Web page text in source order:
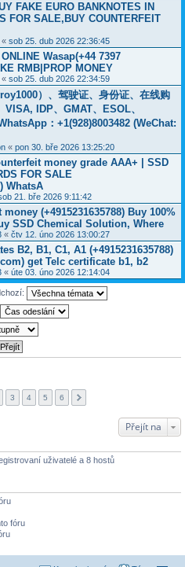
FAKE EURO BANKNOTES IN
FOR SALE,BUY COUNTERFEIT
« sob 25. dub 2026 22:36:45
Wasap(+44 7397
RMB|PROP MONEY
« sob 25. dub 2026 22:34:59
）、驾驶证、身份证、在线购
IDP、GMAT、ESOL、
：+1(928)8003482 (WeChat:
« pon 30. bře 2026 13:25:20
money grade AAA+ | SSD
FOR SALE
WhatsA
21. bře 2026 9:11:42
‪(+4915231635788‬) Buy 100%
SSD Chemical Solution, Where
« čtv 12. úno 2026 13:00:27
B2, B1, C1, A1 (+4915231635788)
get Telc certificate b1, b2
« úte 03. úno 2026 12:14:04
3 4 5 6
Přejít na
uživatelé a 8 hostů
fóru